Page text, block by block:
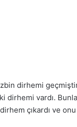
dirhemi
dirhemi vardı.
çıkardı ve